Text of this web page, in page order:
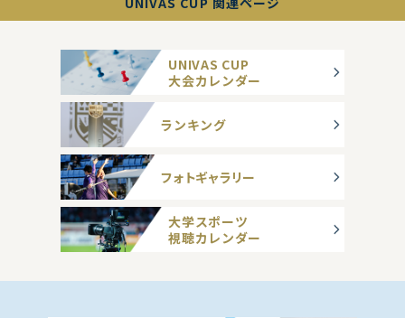
UNIVAS CUP
大会カレンダー
ランキング
フォトギャラリー
大学スポーツ
視聴カレンダー